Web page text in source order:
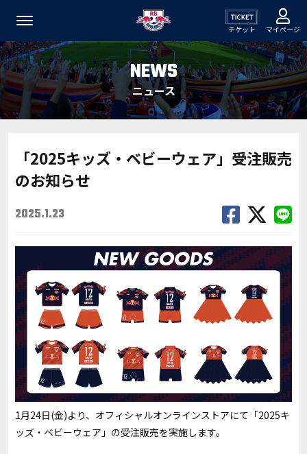
チケット マイページ
NEWS
ニュース
「2025キッズ・ベビーウェア」受注販売
のお知らせ
2025.1.23
1月24日(金)より、オフィシャルオンラインストアにて「2025キ
ッズ・ベビーウェア」の受注販売を実施します。